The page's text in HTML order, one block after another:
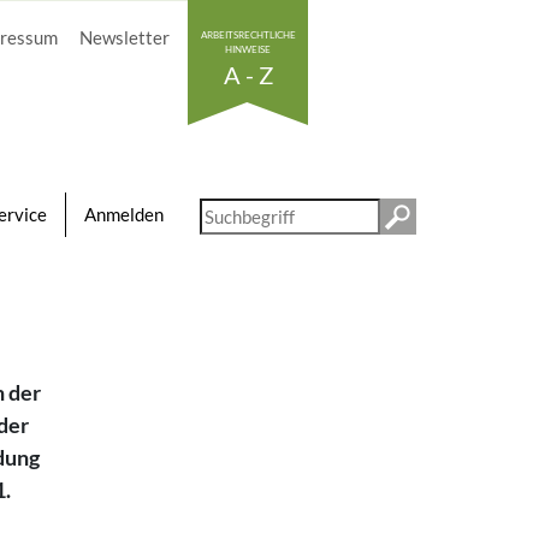
Newsletter
ARBEITSRECHTLICHE
HINWEISE
A - Z
Anmelden
Diese
Website
der